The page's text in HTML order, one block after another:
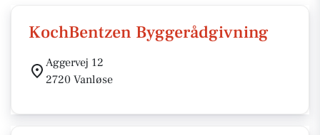
KochBentzen Byggerådgivning
Aggervej 12
2720 Vanløse